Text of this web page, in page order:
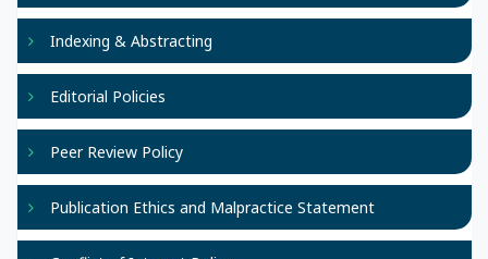
Indexing & Abstracting
Editorial Policies
Peer Review Policy
Publication Ethics and Malpractice Statement